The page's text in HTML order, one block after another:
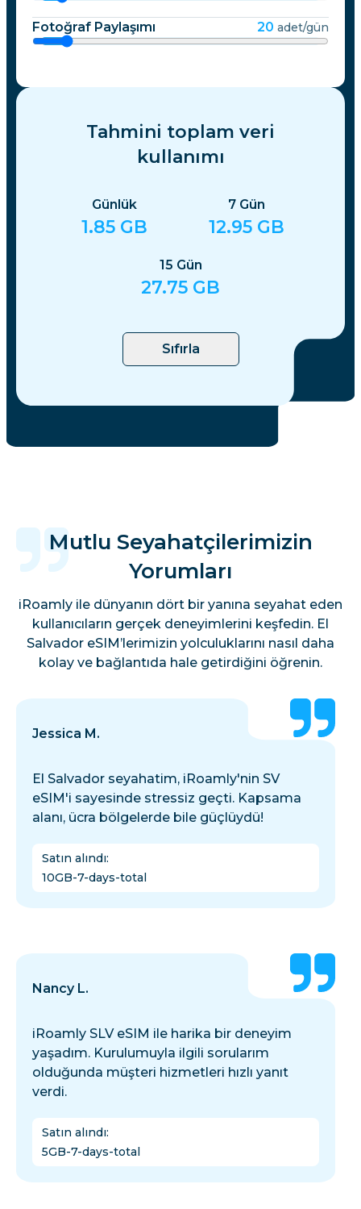
Fotoğraf Paylaşımı 20 adet/gün
Tahmini toplam veri
kullanımı
Günlük
1.85 GB
7 Gün
12.95 GB
15 Gün
27.75 GB
Sıfırla
Mutlu Seyahatçilerimizin
Yorumları
iRoamly ile dünyanın dört bir yanına seyahat eden
kullanıcıların gerçek deneyimlerini keşfedin. El
Salvador eSIM’lerimizin yolculuklarını nasıl daha
kolay ve bağlantıda hale getirdiğini öğrenin.
Jessica M.
El Salvador seyahatim, iRoamly'nin SV
eSIM'i sayesinde stressiz geçti. Kapsama
alanı, ücra bölgelerde bile güçlüydü!
Satın alındı:
10GB-7-days-total
Nancy L.
iRoamly SLV eSIM ile harika bir deneyim
yaşadım. Kurulumuyla ilgili sorularım
olduğunda müşteri hizmetleri hızlı yanıt
verdi.
Satın alındı:
5GB-7-days-total